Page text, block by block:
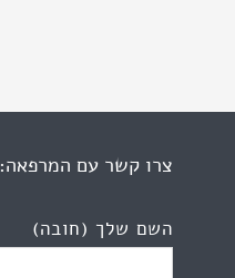
צרו קשר עם המרפאה:
השם שלך (חובה)